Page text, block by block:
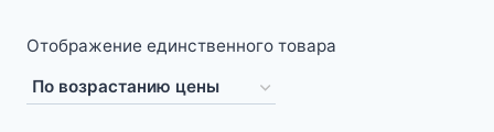
Отображение единственного товара